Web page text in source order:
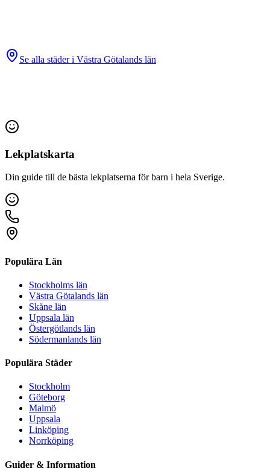
Se alla städer i Västra Götalands län
Lekplatskarta
Din guide till de bästa lekplatserna för barn i hela Sverige.
Populära Län
Stockholms län
Västra Götalands län
Skåne län
Uppsala län
Östergötlands län
Södermanlands län
Populära Städer
Stockholm
Göteborg
Malmö
Uppsala
Linköping
Norrköping
Guider & Information